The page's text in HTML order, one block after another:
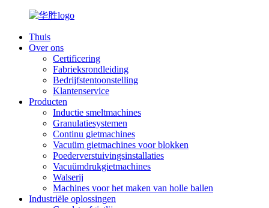
Thuis
Over ons
Certificering
Fabrieksrondleiding
Bedrijfstentoonstelling
Klantenservice
Producten
Inductie smeltmachines
Granulatiesystemen
Continu gietmachines
Vacuüm gietmachines voor blokken
Poederverstuivingsinstallaties
Vacuümdrukgietmachines
Walserij
Machines voor het maken van holle ballen
Industriële oplossingen